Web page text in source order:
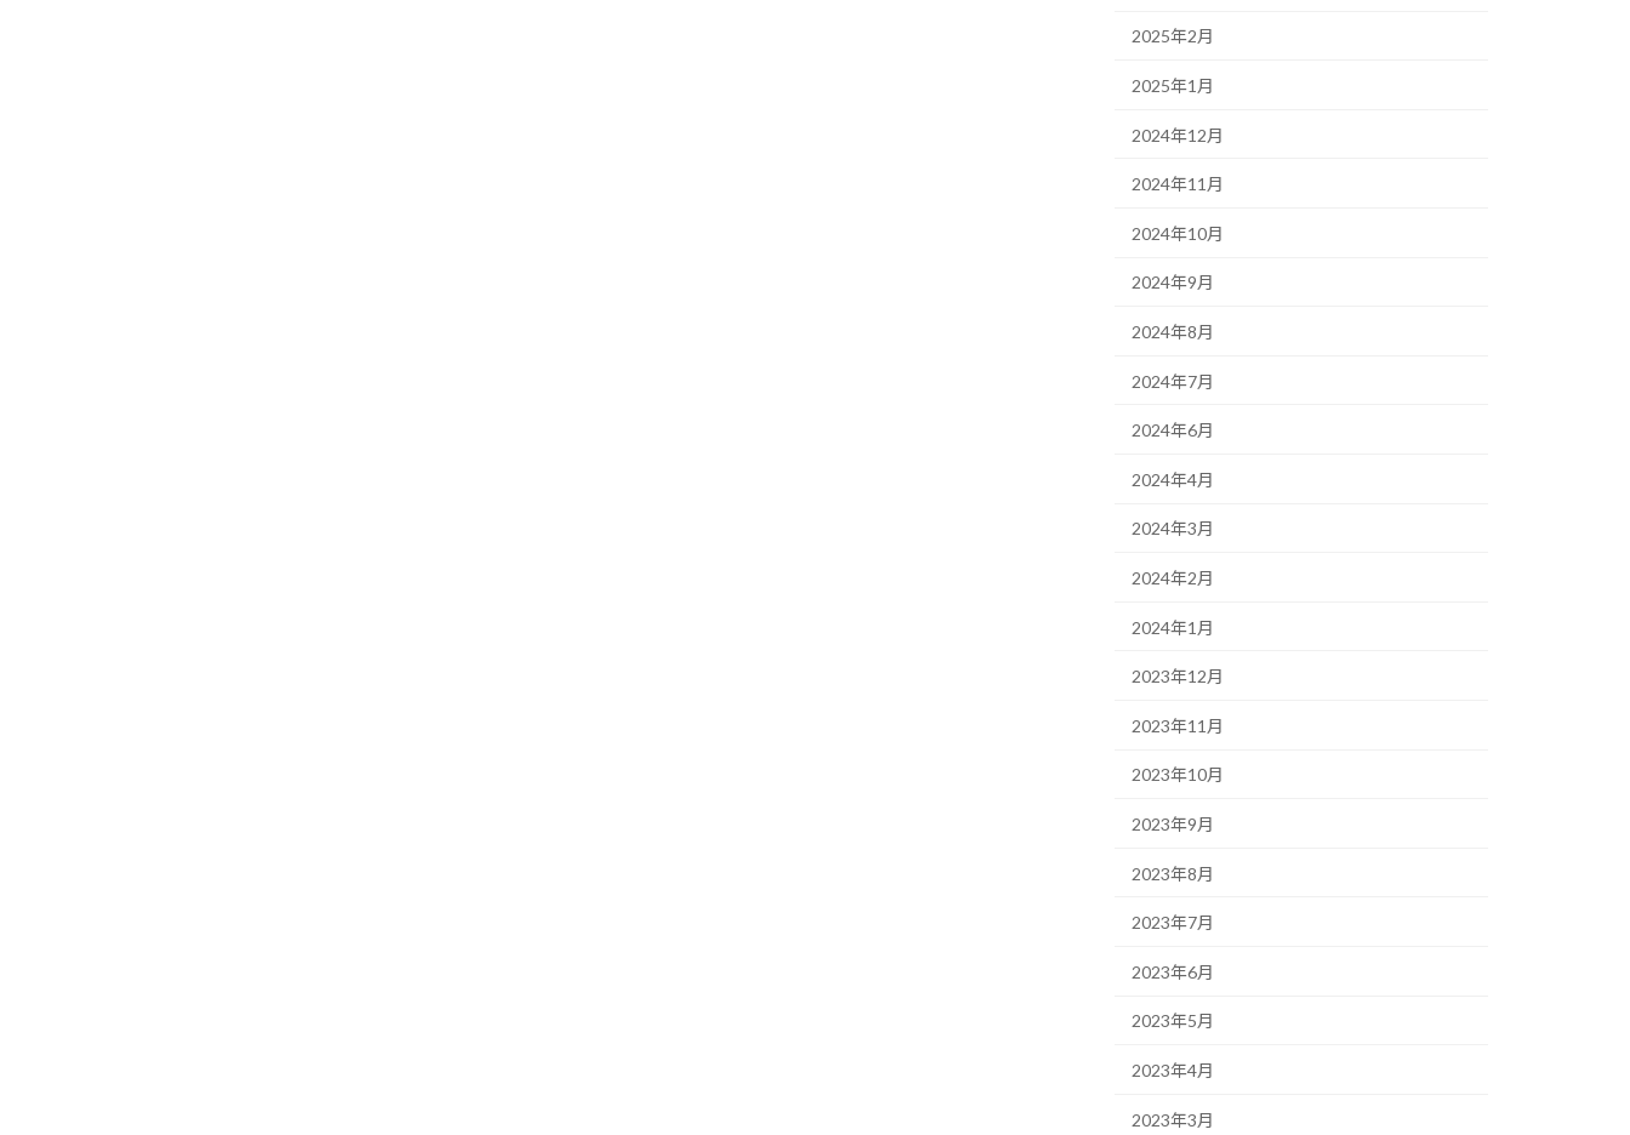
2025年2月
2025年1月
2024年12月
2024年11月
2024年10月
2024年9月
2024年8月
2024年7月
2024年6月
2024年4月
2024年3月
2024年2月
2024年1月
2023年12月
2023年11月
2023年10月
2023年9月
2023年8月
2023年7月
2023年6月
2023年5月
2023年4月
2023年3月